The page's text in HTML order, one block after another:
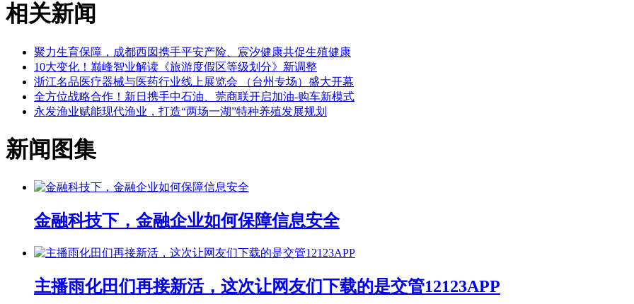
相关新闻
聚力生育保障，成都西囡携手平安产险、宸汐健康共促生殖健康
10大变化！巅峰智业解读《旅游度假区等级划分》新调整
浙江名品医疗器械与医药行业线上展览会 （台州专场）盛大开幕
全方位战略合作！新日携手中石油、莞商联开启加油-购车新模式
永发渔业赋能现代渔业，打造“两场一湖”特种养殖发展规划
新闻图集
金融科技下，金融企业如何保障信息安全
主播雨化田们再接新活，这次让网友们下载的是交管12123APP